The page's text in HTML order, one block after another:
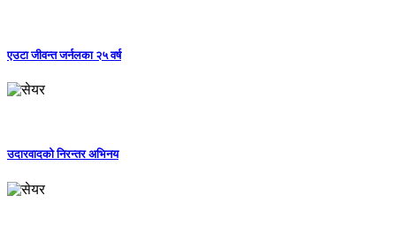
एउटा जीवन्त जर्नलका २५ वर्ष
उदारवादको निरन्तर अभिनय